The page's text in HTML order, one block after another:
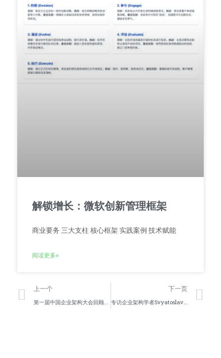
解锁增长：微软创新管理框架
商业要务 三大支柱 核心框架 实践案例 技术赋能
阅读更多»
上一个
第一届中国企业架构大会回顾（内容篇）
下一页
专访企业架构学者Svyatoslav Kotusev